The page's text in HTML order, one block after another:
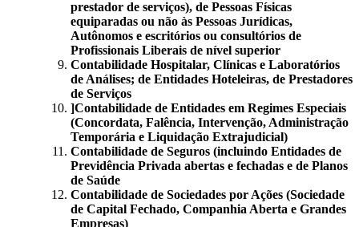
prestador de serviços), de Pessoas Físicas
equiparadas ou não às Pessoas Jurídicas,
Autônomos e escritórios ou consultórios de
Profissionais Liberais de nível superior
Contabilidade Hospitalar, Clínicas e Laboratórios
de Análises; de Entidades Hoteleiras, de Prestadores
de Serviços
]Contabilidade de Entidades em Regimes Especiais
(Concordata, Falência, Intervenção, Administração
Temporária e Liquidação Extrajudicial)
Contabilidade de Seguros (incluindo Entidades de
Previdência Privada abertas e fechadas e de Planos
de Saúde
Contabilidade de Sociedades por Ações (Sociedade
de Capital Fechado, Companhia Aberta e Grandes
Empresas)